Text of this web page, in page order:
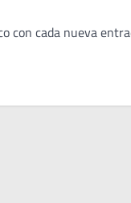
con cada nueva